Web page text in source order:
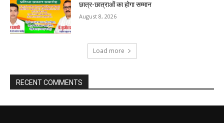
छात्र-छात्राओं का होगा सम्मान
August 8, 2026
Load more
RECENT COMMENTS